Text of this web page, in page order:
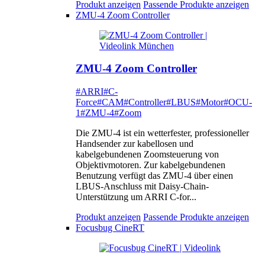
Produkt anzeigen Passende Produkte anzeigen
ZMU-4 Zoom Controller
ZMU-4 Zoom Controller
#ARRI#C-
Force#CAM#Controller#LBUS#Motor#OCU-
1#ZMU-4#Zoom
Die ZMU-4 ist ein wetterfester, professioneller
Handsender zur kabellosen und
kabelgebundenen Zoomsteuerung von
Objektivmotoren. Zur kabelgebundenen
Benutzung verfügt das ZMU-4 über einen
LBUS-Anschluss mit Daisy-Chain-
Unterstützung um ARRI C-for...
Produkt anzeigen Passende Produkte anzeigen
Focusbug CineRT